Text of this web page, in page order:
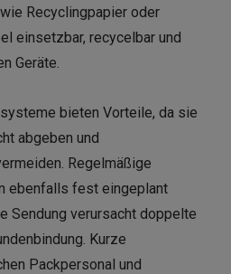
Recyclingpapier oder
einsetzbar, recycelbar und
Geräte.
bieten Vorteile, da sie
abgeben und
Regelmäßige
ebenfalls fest eingeplant
Sendung verursacht doppelte
Kurze
Packpersonal und